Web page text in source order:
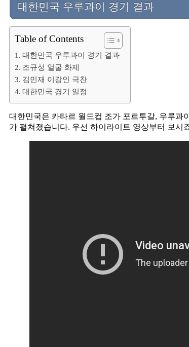
대한민국 우루과이 경기 결과
Table of Contents
대한민국 우루과이 경기 결과
조규성 얼굴 화제
김민재 이강인 극찬
대한민국 경기 일정
대한민국은 카타르 월드컵 조가 포르투갈, 우루과
가 펼쳐졌습니다. 우선 하이라이트 영상부터 보시